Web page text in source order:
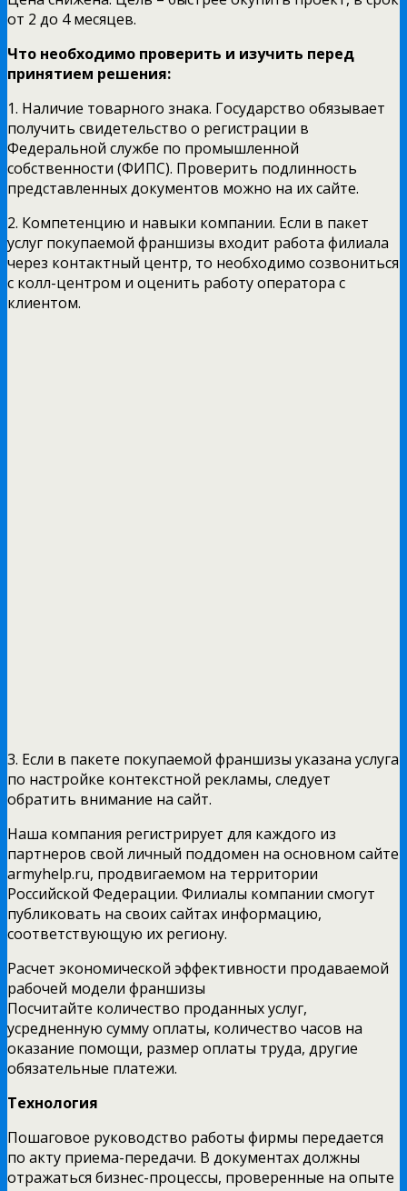
от 2 до 4 месяцев.
Что необходимо проверить и изучить перед
принятием решения:
1. Наличие товарного знака. Государство обязывает
получить свидетельство о регистрации в
Федеральной службе по промышленной
собственности (ФИПС). Проверить подлинность
представленных документов можно на их сайте.
2. Компетенцию и навыки компании. Если в пакет
услуг покупаемой франшизы входит работа филиала
через контактный центр, то необходимо созвониться
с колл-центром и оценить работу оператора с
клиентом.
3. Если в пакете покупаемой франшизы указана услуга
по настройке контекстной рекламы, следует
обратить внимание на сайт.
Наша компания регистрирует для каждого из
партнеров свой личный поддомен на основном сайте
armyhelp.ru, продвигаемом на территории
Российской Федерации. Филиалы компании смогут
публиковать на своих сайтах информацию,
соответствующую их региону.
Расчет экономической эффективности продаваемой
рабочей модели франшизы
Посчитайте количество проданных услуг,
усредненную сумму оплаты, количество часов на
оказание помощи, размер оплаты труда, другие
обязательные платежи.
Технология
Пошаговое руководство работы фирмы передается
по акту приема-передачи. В документах должны
отражаться бизнес-процессы, проверенные на опыте